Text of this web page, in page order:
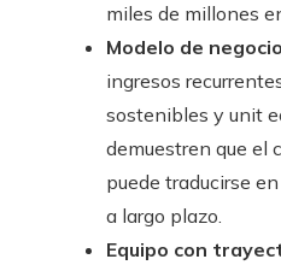
miles de millones
Modelo de
ingresos
sostenibles y unit
demuestren que el
puede traducirse
a largo plazo.
Equipo con